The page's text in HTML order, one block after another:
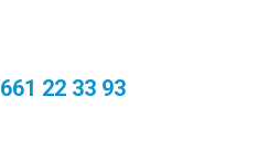
661 22 33 93